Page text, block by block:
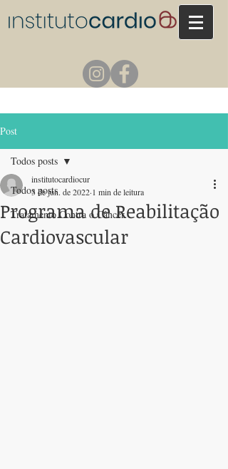
Post
Todos posts
Tratamento Contra o Câncer
Todos posts
Programa de Reabilitação
Cardiovascular
institutocardiocur
3 de jun. de 2022 1 min de leitura